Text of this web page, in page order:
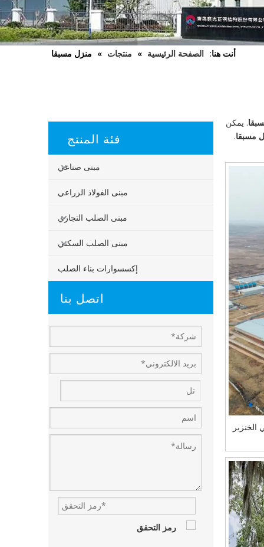
أنت هنا: الصفحة الرئيسية » منتجات » منزل مسبقا
فئة المنتج
مبنى صناعي
مبنى الفولاذ الزراعي
مبنى الصلب التجاري
مبنى الصلب السكني
إكسسوارات بناء الصلب
اتصل بنا
. يمكن
مسبقا.
الخنزير